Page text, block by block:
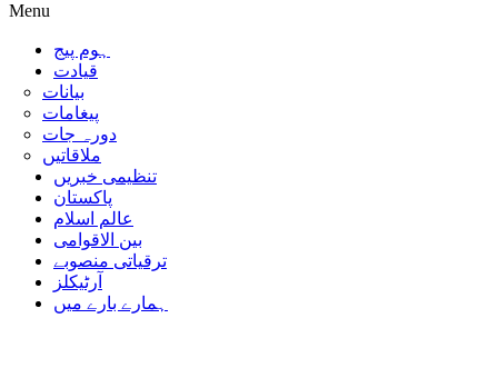
Menu
ہوم پیج
قیادت
بیانات
پیغامات
دورہ جات
ملاقاتیں
تنظیمی خبریں
پاکستان
عالم اسلام
بین الاقوامی
ترقیاتی منصوبے
آرٹیکلز
ہمارے بارے میں